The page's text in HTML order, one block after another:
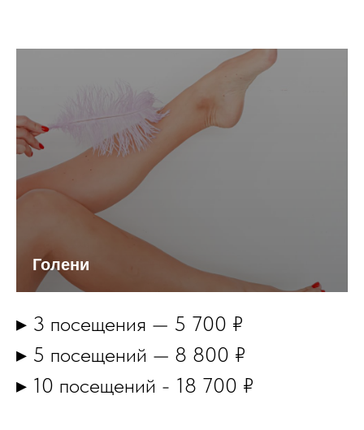
Голени
▸ 3 посещения — 5 700 ₽
▸ 5 посещений — 8 800 ₽
▸ 10 посещений - 18 700 ₽